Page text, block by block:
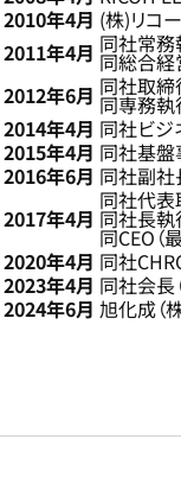
2010年4月 (株)リコ
2011年4月 同社常務
同総合
2012年6月 同社取締
同専務執
2014年4月 同社ビジ
2015年4月 同社基盤
2016年6月 同社副
2017年4月
同社代表
同社長
同CEO（
2020年4月 同社
2023年4月 同社会長
2024年6月 旭化成（